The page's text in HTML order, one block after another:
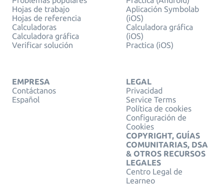
Hojas de trabajo
Hojas de referencia
Calculadoras
Calculadora gráfica
Verificar solución
Aplicación Symbolab
(iOS)
Calculadora gráfica
(iOS)
Practica (iOS)
EMPRESA
Contáctanos
Español
LEGAL
Privacidad
Service Terms
Política de cookies
Configuración de
Cookies
COPYRIGHT, GUÍAS
COMUNITARIAS, DSA
& OTROS RECURSOS
LEGALES
Centro Legal de
Learneo